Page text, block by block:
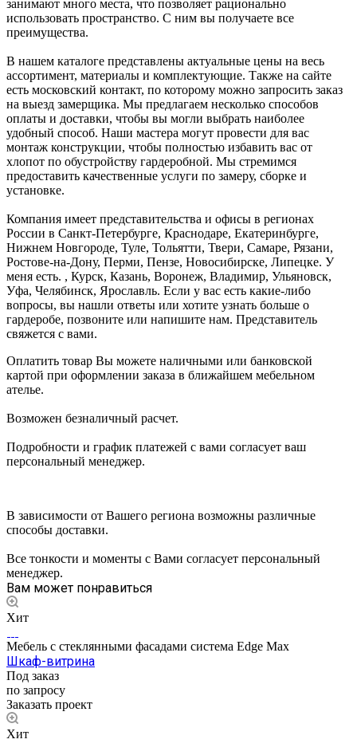
занимают много места, что позволяет рационально
использовать пространство. С ним вы получаете все
преимущества.
В нашем каталоге представлены актуальные цены на весь
ассортимент, материалы и комплектующие. Также на сайте
есть московский контакт, по которому можно запросить заказ
на выезд замерщика. Мы предлагаем несколько способов
оплаты и доставки, чтобы вы могли выбрать наиболее
удобный способ. Наши мастера могут провести для вас
монтаж конструкции, чтобы полностью избавить вас от
хлопот по обустройству гардеробной. Мы стремимся
предоставить качественные услуги по замеру, сборке и
установке.
Компания имеет представительства и офисы в регионах
России в Санкт-Петербурге, Краснодаре, Екатеринбурге,
Нижнем Новгороде, Туле, Тольятти, Твери, Самаре, Рязани,
Ростове-на-Дону, Перми, Пензе, Новосибирске, Липецке. У
меня есть. , Курск, Казань, Воронеж, Владимир, Ульяновск,
Уфа, Челябинск, Ярославль. Если у вас есть какие-либо
вопросы, вы нашли ответы или хотите узнать больше о
гардеробе, позвоните или напишите нам. Представитель
свяжется с вами.
Оплатить товар Вы можете наличными или банковской
картой при оформлении заказа в ближайшем мебельном
ателье.
Возможен безналичный расчет.
Подробности и график платежей с вами согласует ваш
персональный менеджер.
В зависимости от Вашего региона возможны различные
способы доставки.
Все тонкости и моменты с Вами согласует персональный
менеджер.
Вам может понравиться
Хит
Мебель с стеклянными фасадами система Edge Max
Шкаф-витрина
Под заказ
по запросу
Заказать проект
Хит